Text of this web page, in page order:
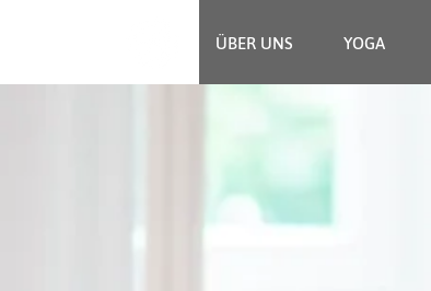
ÜBER UNS YOGA